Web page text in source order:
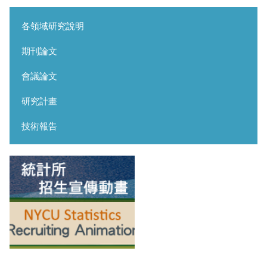
各領域研究說明
期刊論文
會議論文
研究計畫
技術報告